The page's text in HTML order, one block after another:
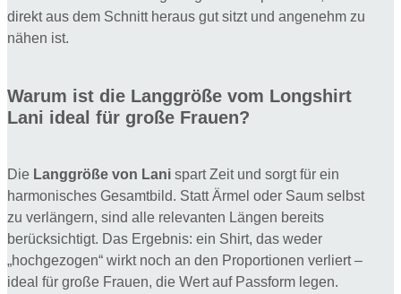
direkt aus dem Schnitt heraus gut sitzt und angenehm zu
nähen ist.
Warum ist die Langgröße vom Longshirt
Lani ideal für große Frauen?
Die Langgröße von Lani spart Zeit und sorgt für ein
harmonisches Gesamtbild. Statt Ärmel oder Saum selbst
zu verlängern, sind alle relevanten Längen bereits
berücksichtigt. Das Ergebnis: ein Shirt, das weder
„hochgezogen“ wirkt noch an den Proportionen verliert –
ideal für große Frauen, die Wert auf Passform legen.